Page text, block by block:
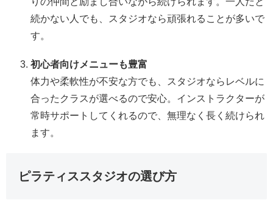
続かない人でも、スタジオなら頑張れることが多いで
す。
初心者向けメニューも豊富
体力や柔軟性が不安な方でも、スタジオならレベルに
合ったクラスが選べるので安心。インストラクターが
常時サポートしてくれるので、無理なく長く続けられ
ます。
ピラティススタジオの選び方